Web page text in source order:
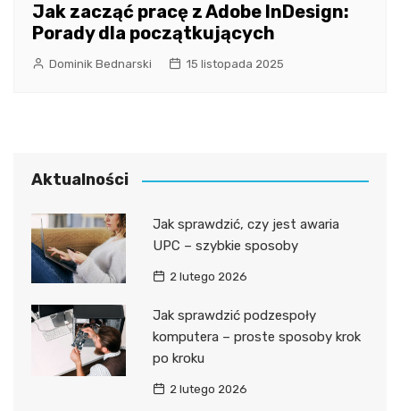
Jak zacząć pracę z Adobe InDesign:
Porady dla początkujących
Dominik Bednarski 15 listopada 2025
Aktualności
Jak sprawdzić, czy jest awaria
UPC – szybkie sposoby
2 lutego 2026
Jak sprawdzić podzespoły
komputera – proste sposoby krok
po kroku
2 lutego 2026